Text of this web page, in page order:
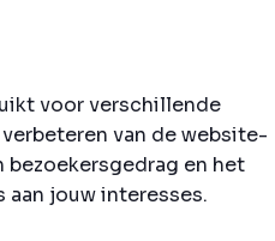
voor verschillende
van de website-
bezoekersgedrag en het
aan jouw interesses.